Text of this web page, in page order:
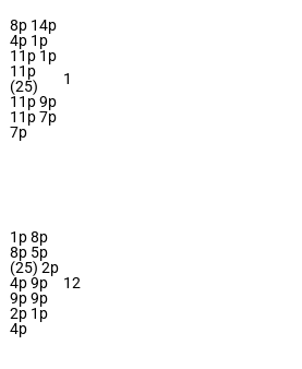
8p 14p
4p 1p
11p 1p
11p
(25)
11p 9p
11p 7p
7p
1
1p 8p
8p 5p
(25) 2p
4p 9p
9p 9p
2p 1p
4p
12